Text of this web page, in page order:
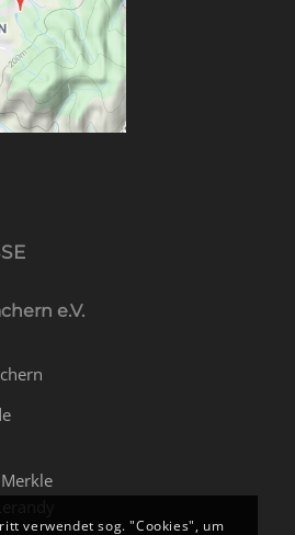
e.V.
verwendet sog. "Cookies", um